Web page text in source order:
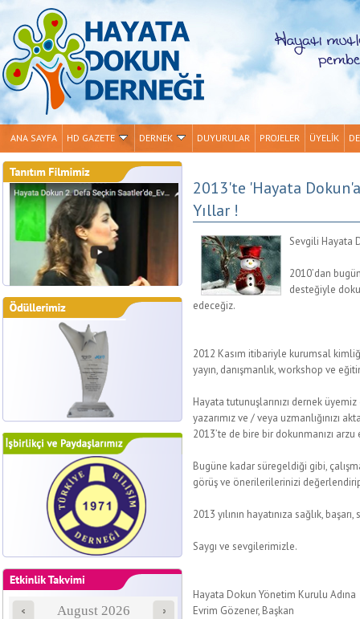
ANA SAYFA HD GAZETE DERNEK DUYURULAR PROJELER ÜYELİK
August 2026
2013'te 'Hayata
Yıllar !
Sevgili Hayata
2010’dan
desteğiyle
edeceğiz.
2012 Kasım itibariyle kurumsal
yayın, danışmanlık, workshop ve
Hayata tutunuşlarınızı dernek
yazarımız ve / veya uzmanlığınızı
2013’te de bire bir dokunmanızı arzu
Bugüne kadar süregeldiği gibi,
görüş ve önerilerilerinizi
2013 yılının hayatınıza sağlık,
Saygı ve sevgilerimizle.
Hayata Dokun Yönetim Kurulu Adına
Evrim Gözener, Başkan